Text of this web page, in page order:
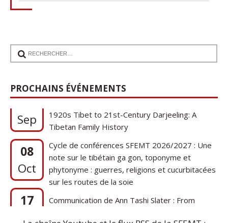
PROCHAINS ÉVÉNEMENTS
17
Communication de Ann Tashi Slater : From
1920s Tibet to 21st-Century Darjeeling: A
Tibetan Family History
08
Oct
Cycle de conférences SFEMT 2026/2027 : Une
note sur le tibétain ga gon, toponyme et
phytonyme : guerres, religions et cucurbitacées
sur les routes de la soie
17
Sep
Communication de Ann Tashi Slater : From
1920s Tibet to 21st-Century Darjeeling: A